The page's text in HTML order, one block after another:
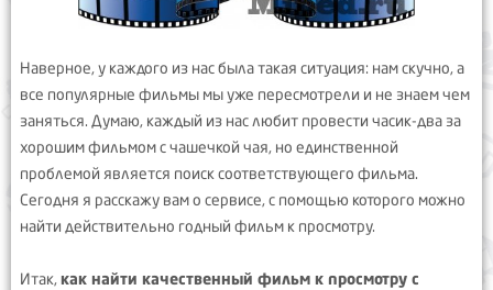
Наверное, у каждого из нас была такая ситуация: нам скучно, а
все популярные фильмы мы уже пересмотрели и не знаем чем
заняться. Думаю, каждый из нас любит провести часик-два за
хорошим фильмом с чашечкой чая, но единственной
проблемой является поиск соответствующего фильма.
Сегодня я расскажу вам о сервисе, с помощью которого можно
найти действительно годный фильм к просмотру.
Итак,как найти качественный фильм к просмотру с